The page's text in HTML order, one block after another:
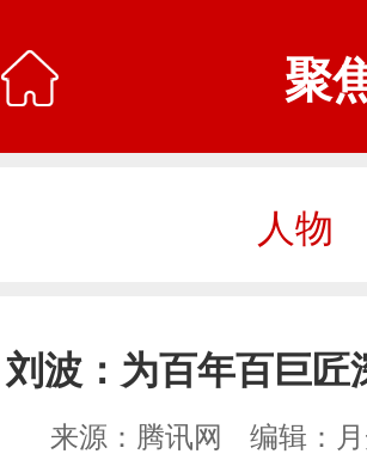
 聚
人物
刘波：为百年百巨匠
来源：腾讯网 编辑：